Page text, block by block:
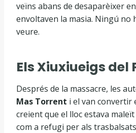
veïns abans de desaparèixer
envoltaven la masia. Ningú no
veure.
Els Xiuxiueigs del
Després de la massacre, les
Mas Torrent i el van convertir
creient que el lloc estava
com a refugi per als